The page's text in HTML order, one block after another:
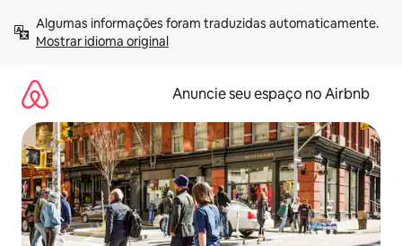
para
Mostrar idioma original
Anuncie seu espaço no Airbnb